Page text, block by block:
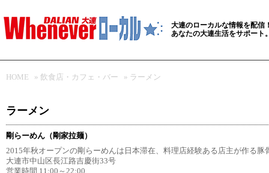
大連のローカルな情報を配信
あなたの大連生活をサポート
HOME » 飲食店・カフェ・バー » ラーメン
ラーメン
剛らーめん（剛家拉麺）
2015年秋オープンの剛らーめんは日本滞在、料理店経験ある店主が作る豚
大連市中山区長江路吉慶街33号
営業時間 11:00～22:00